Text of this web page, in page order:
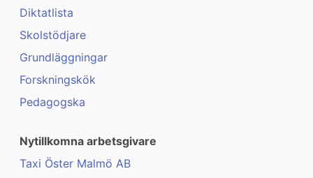
Diktatlista
Skolstödjare
Grundläggningar
Forskningskök
Pedagogska
Nytillkomna arbetsgivare
Taxi Öster Malmö AB